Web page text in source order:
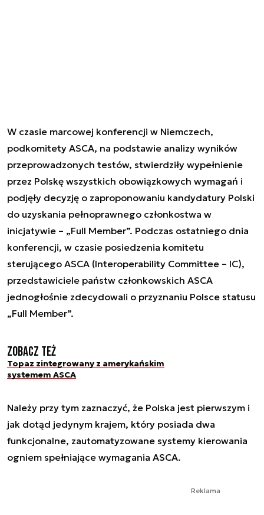
W czasie marcowej konferencji w Niemczech,
podkomitety ASCA, na podstawie analizy wyników
przeprowadzonych testów, stwierdziły wypełnienie
przez Polskę wszystkich obowiązkowych wymagań i
podjęły decyzję o zaproponowaniu kandydatury Polski
do uzyskania pełnoprawnego członkostwa w
inicjatywie – „Full Member”. Podczas ostatniego dnia
konferencji, w czasie posiedzenia komitetu
sterującego ASCA (Interoperability Committee – IC),
przedstawiciele państw członkowskich ASCA
jednogłośnie zdecydowali o przyznaniu Polsce statusu
„Full Member”.
Zobacz też
Topaz zintegrowany z amerykańskim
systemem ASCA
Należy przy tym zaznaczyć, że Polska jest pierwszym i
jak dotąd jedynym krajem, który posiada dwa
funkcjonalne, zautomatyzowane systemy kierowania
ogniem spełniające wymagania ASCA.
Reklama